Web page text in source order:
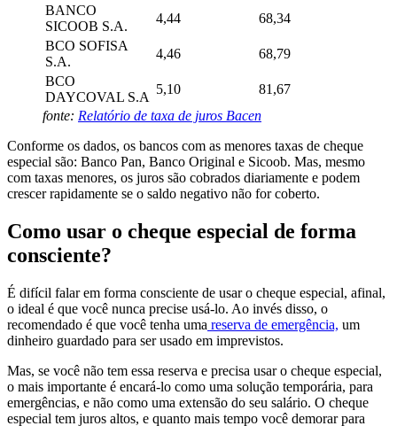
BANCO
SICOOB S.A.
4,44
68,34
BCO SOFISA
S.A.
4,46
68,79
BCO
DAYCOVAL S.A
5,10
81,67
fonte: Relatório de taxa de juros Bacen
Conforme os dados, os bancos com as menores taxas de cheque
especial são: Banco Pan, Banco Original e Sicoob. Mas, mesmo
com taxas menores, os juros são cobrados diariamente e podem
crescer rapidamente se o saldo negativo não for coberto.
Como usar o cheque especial de forma
consciente?
É difícil falar em forma consciente de usar o cheque especial, afinal,
o ideal é que você nunca precise usá-lo. Ao invés disso, o
recomendado é que você tenha uma reserva de emergência, um
dinheiro guardado para ser usado em imprevistos.
Mas, se você não tem essa reserva e precisa usar o cheque especial,
o mais importante é encará-lo como uma solução temporária, para
emergências, e não como uma extensão do seu salário. O cheque
especial tem juros altos, e quanto mais tempo você demorar para